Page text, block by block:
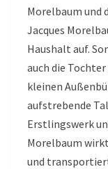
Morelbaum und
Jacques
Haushalt auf.
auch die
kleinen
aufstrebende
Erstlingswerk
Morelbaum
und